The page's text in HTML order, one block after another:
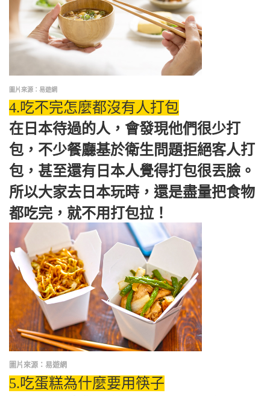
圖片來源：易遊網
4.吃不完怎麼都沒有人打包
在日本待過的人，會發現他們很少打
包，不少餐廳基於衛生問題拒絕客人打
包，甚至還有日本人覺得打包很丟臉。
所以大家去日本玩時，還是盡量把食物
都吃完，就不用打包拉！
圖片來源：易遊網
5.吃蛋糕為什麼要用筷子